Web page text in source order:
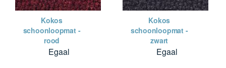
Kokos
schoonloopmat -
rood
Egaal
Kokos
schoonloopmat -
zwart
Egaal